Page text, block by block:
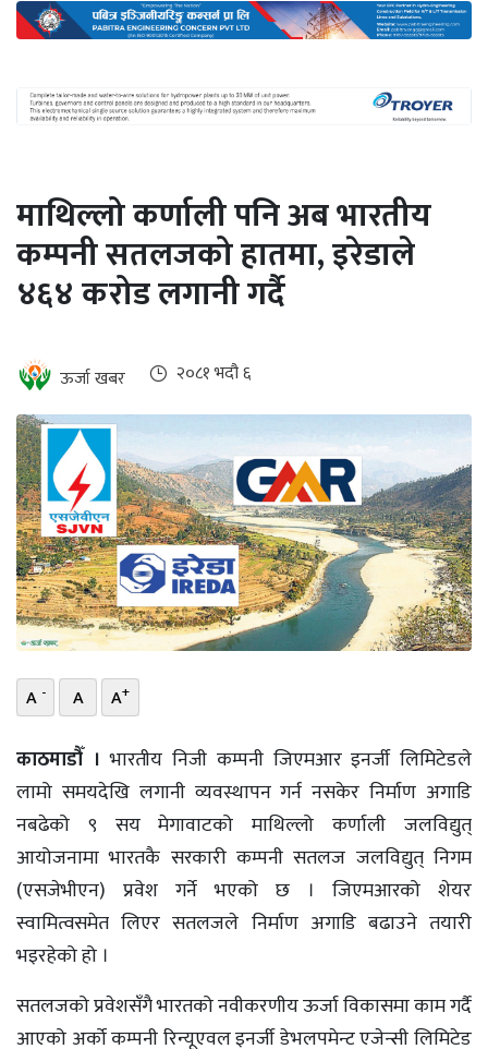
ऊर्जा
दक्षता
खबर
हरित
हाइड्रोजन
सम्पादकीय
बैंक
पर्यटन
भिडियो
छापा
खोज
प्रोफाइल
ऊर्जा
विशेष
माथिल्लो कर्णाली पनि अब भारतीय
कम्पनी सतलजको हातमा, इरेडाले
४६४ करोड लगानी गर्दै
ऊर्जा खबर २०८१ भदौ ६
A - A A+
काठमाडौँ । भारतीय निजी कम्पनी जिएमआर इनर्जी लिमिटेडले
लामो समयदेखि लगानी व्यवस्थापन गर्न नसकेर निर्माण अगाडि
नबढेको ९ सय मेगावाटको माथिल्लो कर्णाली जलविद्युत्
आयोजनामा भारतकै सरकारी कम्पनी सतलज जलविद्युत् निगम
(एसजेभीएन) प्रवेश गर्ने भएको छ । जिएमआरको शेयर
स्वामित्वसमेत लिएर सतलजले निर्माण अगाडि बढाउने तयारी
भइरहेको हो ।
सतलजको प्रवेशसँगै भारतको नवीकरणीय ऊर्जा विकासमा काम गर्दै
आएको अर्को कम्पनी रिन्यूएवल इनर्जी डेभलपमेन्ट एजेन्सी लिमिटेड